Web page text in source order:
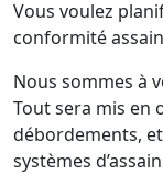
Vous voulez
conformité
Nous sommes à
Tout sera mis en
débordements,
systèmes